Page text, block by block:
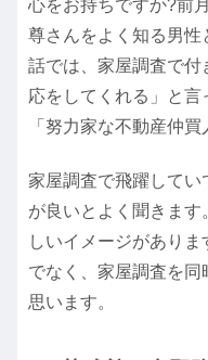
心をお持ちですか?前
尊さんをよく知る男
話では、家屋調査で
応をしてくれる」と
「努力家な不動産仲買
家屋調査で飛躍してい
が良いとよく聞きま
しいイメージがあり
でなく、家屋調査を同
思います。